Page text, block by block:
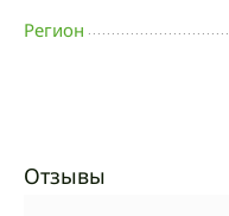
Регион
Отзывы